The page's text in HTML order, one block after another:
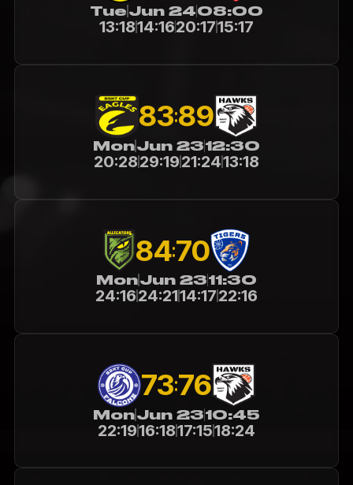
TueJun 2408:00
13:1814:1620:1715:17
83:89
MonJun 2312:30
20:2829:1921:2413:18
84:70
MonJun 2311:30
24:1624:2114:1722:16
73:76
MonJun 2310:45
22:1916:1817:1518:24